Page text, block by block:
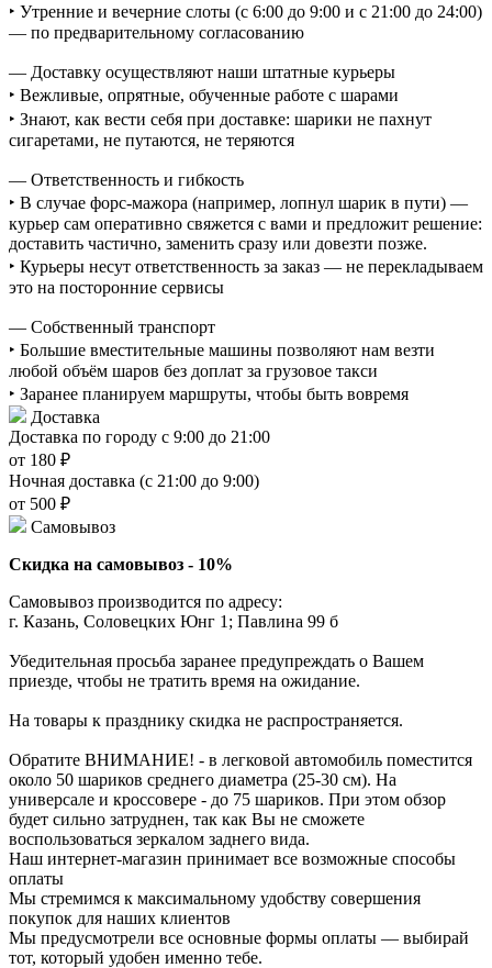
‣ Утренние и вечерние слоты (с 6:00 до 9:00 и с 21:00 до 24:00)
— по предварительному согласованию
— Доставку осуществляют наши штатные курьеры
‣ Вежливые, опрятные, обученные работе с шарами
‣ Знают, как вести себя при доставке: шарики не пахнут
сигаретами, не путаются, не теряются
— Ответственность и гибкость
‣ В случае форс-мажора (например, лопнул шарик в пути) —
курьер сам оперативно свяжется с вами и предложит решение:
доставить частично, заменить сразу или довезти позже.
‣ Курьеры несут ответственность за заказ — не перекладываем
это на посторонние сервисы
— Собственный транспорт
‣ Большие вместительные машины позволяют нам везти
любой объём шаров без доплат за грузовое такси
‣ Заранее планируем маршруты, чтобы быть вовремя
Доставка
Доставка по городу с 9:00 до 21:00
от 180 ₽
Ночная доставка (с 21:00 до 9:00)
от 500 ₽
Самовывоз
Скидка на самовывоз - 10%
Самовывоз производится по адресу:
г. Казань, Соловецких Юнг 1; Павлина 99 б
Убедительная просьба заранее предупреждать о Вашем
приезде, чтобы не тратить время на ожидание.
На товары к празднику скидка не распространяется.
Обратите ВНИМАНИЕ! - в легковой автомобиль поместится
около 50 шариков среднего диаметра (25-30 см). На
универсале и кроссовере - до 75 шариков. При этом обзор
будет сильно затруднен, так как Вы не сможете
воспользоваться зеркалом заднего вида.
Наш интернет-магазин принимает все возможные способы
оплаты
Мы стремимся к максимальному удобству совершения
покупок для наших клиентов
Мы предусмотрели все основные формы оплаты — выбирай
тот, который удобен именно тебе.